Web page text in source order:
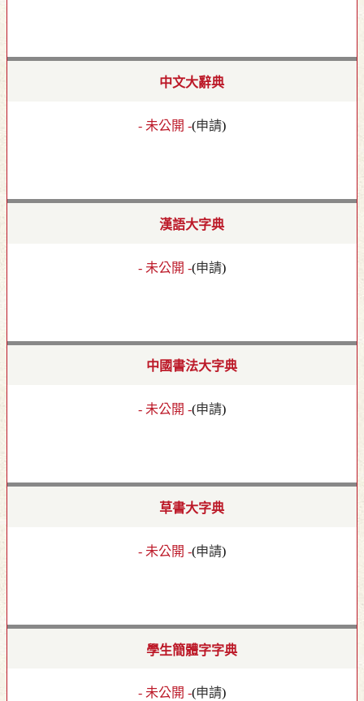
中文大辭典
- 未公開 -(申請)
漢語大字典
- 未公開 -(申請)
中國書法大字典
- 未公開 -(申請)
草書大字典
- 未公開 -(申請)
學生簡體字字典
- 未公開 -(申請)